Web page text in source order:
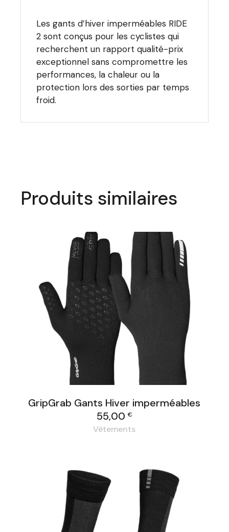
Les gants d’hiver imperméables RIDE
2 sont conçus pour les cyclistes qui
recherchent un rapport qualité-prix
exceptionnel sans compromettre les
performances, la chaleur ou la
protection lors des sorties par temps
froid.
Produits similaires
GripGrab Gants Hiver imperméables
55,00€
Vêtements